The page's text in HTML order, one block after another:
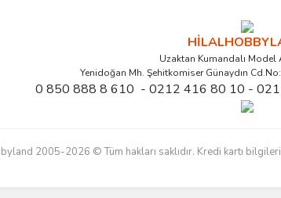
Uzaktan Kumandalı Model
Yenidoğan Mh. Şehitkomiser Günaydın
0 850 888 8 610 - 0212 416 80 10 -
2005-2026 © Tüm hakları saklıdır. Kredi kartı